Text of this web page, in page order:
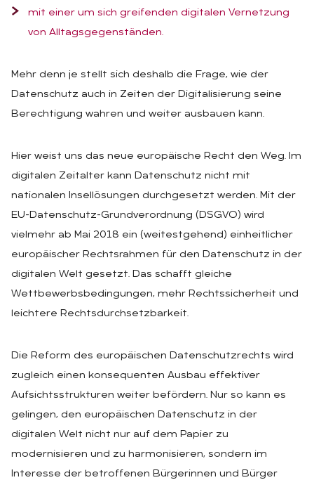
mit einer um sich greifenden digitalen Vernetzung
von Alltagsgegenständen.
Mehr denn je stellt sich deshalb die Frage, wie der
Datenschutz auch in Zeiten der Digitalisierung seine
Berechtigung wahren und weiter ausbauen kann.
Hier weist uns das neue europäische Recht den Weg. Im
digitalen Zeitalter kann Datenschutz nicht mit
nationalen Insellösungen durchgesetzt werden. Mit der
EU-Datenschutz-Grundverordnung (DSGVO) wird
vielmehr ab Mai 2018 ein (weitestgehend) einheitlicher
europäischer Rechtsrahmen für den Datenschutz in der
digitalen Welt gesetzt. Das schafft gleiche
Wettbewerbsbedingungen, mehr Rechtssicherheit und
leichtere Rechtsdurchsetzbarkeit.
Die Reform des europäischen Datenschutzrechts wird
zugleich einen konsequenten Ausbau effektiver
Aufsichtsstrukturen weiter befördern. Nur so kann es
gelingen, den europäischen Datenschutz in der
digitalen Welt nicht nur auf dem Papier zu
modernisieren und zu harmonisieren, sondern im
Interesse der betroffenen Bürgerinnen und Bürger